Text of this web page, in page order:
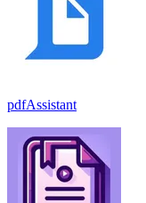
pdfAssistant